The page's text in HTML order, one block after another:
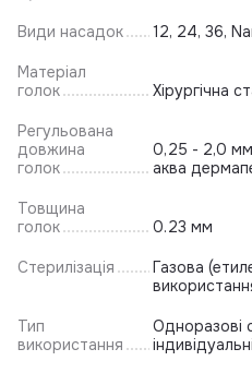
Види насадок 12, 24, 36,
Матеріал
голок
Хірургічна
Регульована
довжина
голок
0,25 - 2,0 мм
аква
Товщина
голок
0.23 мм
Стерилізація
Газова
Тип
використання
Одноразові